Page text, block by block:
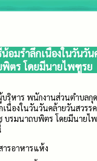
รำลึกเนื่องในวันวัน
ตร โดยมีนายไพฑูรย
ริหาร พนักงานส่วนตำบล
นื่องในวันวันคล้ายวันสวรร
บรมนาถบพิตร โดยมีนายไ
รอาหารแห้ง